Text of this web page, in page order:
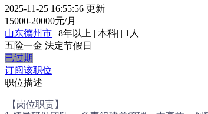
2025-11-25 16:55:56 更新
15000-20000元/月
山东德州市 | 8年以上 | 本科| | 1人
五险一金 法定节假日
已过期
订阅该职位
职位描述
【岗位职责】